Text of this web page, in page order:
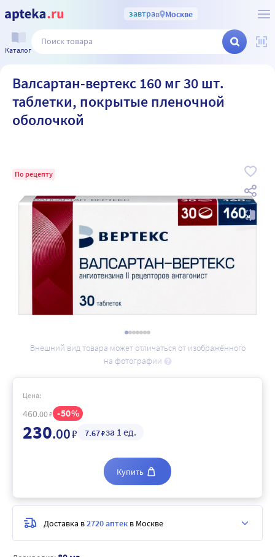
завтрав Москве
Каталог
Валсартан-вертекс 160 мг 30 шт.
таблетки, покрытые пленочной
оболочкой
По рецепту
Внешний вид товара может отличаться от изображённого
на фотографии
Цена:
460.00₽ 50
230.00₽ 7.67₽за 1 ед.
Купить
Доставка в2720 аптек в Москве